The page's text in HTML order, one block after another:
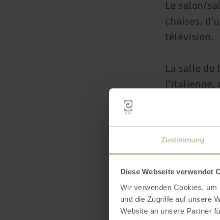
Zustimmung
Diese Webseite verwendet
Wir verwenden Cookies,
und die Zugriffe auf unsere
Website an unsere Partner
Le salon/
chaises,
télévision.
La salle de
l'italienne,
Grand
Deux